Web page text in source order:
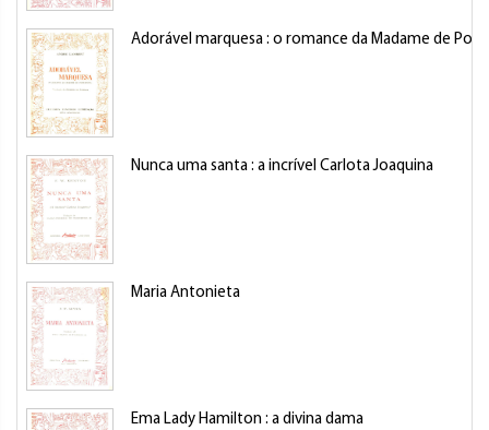
Adorável marquesa : o romance da Madame de
Nunca uma santa : a incrível Carlota Joaquina
Maria Antonieta
Ema Lady Hamilton : a divina dama